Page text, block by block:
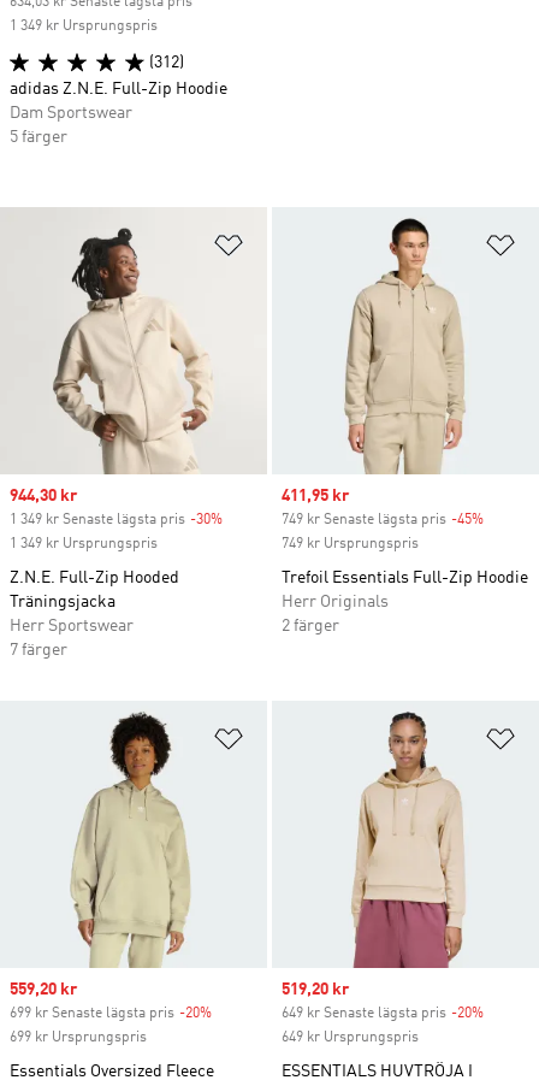
Lägg till på önskelistan
Sale price
944,30 kr
1 349 kr Senaste lägsta pris -30%
1 349 kr Ursprungspris
Z.N.E. Full-Zip Hooded
Träningsjacka
Herr Sportswear
7 färger
Sale price
411,95 kr
749 kr Senaste lägsta pris -45%
749 kr Ursprungspris
Trefoil Essentials Full-Zip Hoodie
Herr Originals
2 färger
Lägg till på önskelistan
Sale price
559,20 kr
699 kr Senaste lägsta pris -20%
699 kr Ursprungspris
Essentials Oversized Fleece
Sale price
519,20 kr
649 kr Senaste lägsta pris -20%
649 kr Ursprungspris
ESSENTIALS HUVTRÖJA I
1 349 kr Ursprungspris
(312)
adidas Z.N.E. Full-Zip Hoodie
Dam Sportswear
5 färger